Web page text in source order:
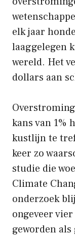
elk jaar
laaggelegen
wereld. Het
dollars aan
kans van 1%
kustlijn te
keer zo
studie die
Climate
onderzoek
ongeveer
geworden